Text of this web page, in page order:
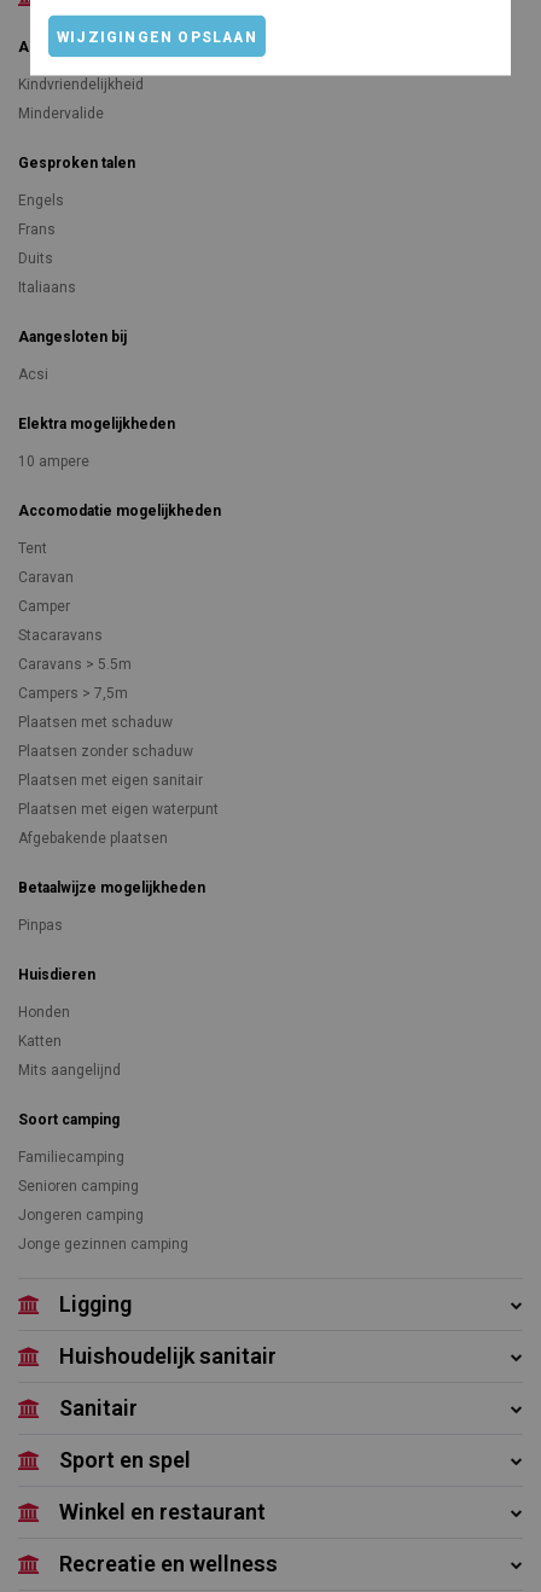
WIJZIGINGEN OPSLAAN
Algemeen
Kindvriendelijkheid
Mindervalide
Gesproken talen
Engels
Frans
Duits
Italiaans
Aangesloten bij
Acsi
Elektra mogelijkheden
10 ampere
Accomodatie mogelijkheden
Tent
Caravan
Camper
Stacaravans
Caravans > 5.5m
Campers > 7,5m
Plaatsen met schaduw
Plaatsen zonder schaduw
Plaatsen met eigen sanitair
Plaatsen met eigen waterpunt
Afgebakende plaatsen
Betaalwijze mogelijkheden
Pinpas
Huisdieren
Honden
Katten
Mits aangelijnd
Soort camping
Familiecamping
Senioren camping
Jongeren camping
Jonge gezinnen camping
Ligging
Huishoudelijk sanitair
Sanitair
Sport en spel
Winkel en restaurant
Recreatie en wellness